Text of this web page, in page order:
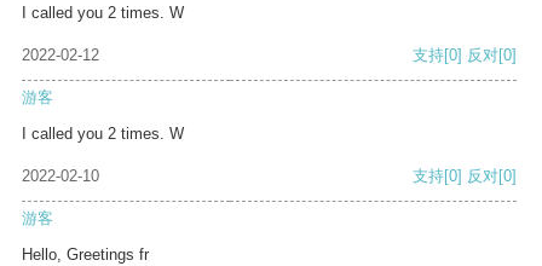
I called you 2 times. W
2022-02-12 支持[0] 反对[0]
游客
I called you 2 times. W
2022-02-10 支持[0] 反对[0]
游客
Hello, Greetings fr